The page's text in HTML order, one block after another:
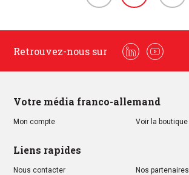
Retrouvez-nous sur
LinkedinYoutube
Votre média franco-allemand
Mon compte Voir la boutique
Liens rapides
Nous contacter Nos partenaires